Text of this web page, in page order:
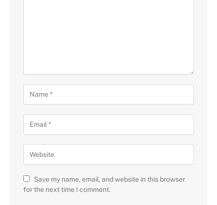
Save my name, email, and website in this browser
for the next time I comment.